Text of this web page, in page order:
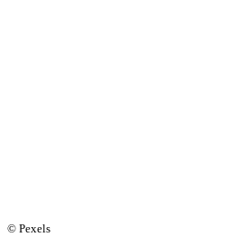
© Pexels